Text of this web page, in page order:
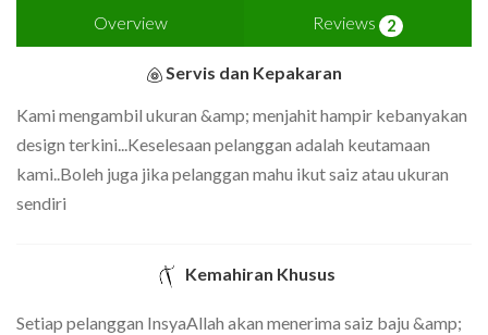
Overview Reviews 2
Servis dan Kepakaran
Kami mengambil ukuran &amp; menjahit hampir kebanyakan
design terkini...Keselesaan pelanggan adalah keutamaan
kami..Boleh juga jika pelanggan mahu ikut saiz atau ukuran
sendiri
Kemahiran Khusus
Setiap pelanggan InsyaAllah akan menerima saiz baju &amp;